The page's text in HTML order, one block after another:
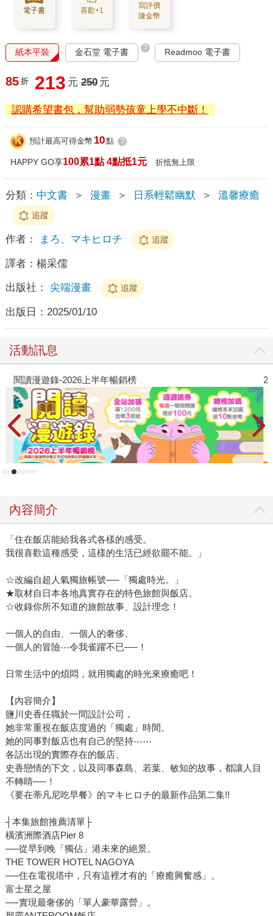
電子書 喜歡+1
寫評價
賺金幣
紙本平裝 金石堂 電子書 ? Readmoo 電子書
85 折 213 元 250 元
認購希望書包，幫助弱勢孩童上學不中斷！
預計最高可得金幣 10點 ?
HAPPY GO享100累1點 4點抵1元 折抵無上限
分類： 中文書 ＞ 漫畫 ＞ 日系輕鬆幽默 ＞ 溫馨療癒
追蹤
作者： まろ、マキヒロチ 追蹤
譯者： 楊采儒
出版社： 尖端漫畫 追蹤
出版日： 2025/01/10
活動訊息
閱讀漫遊錄-2026上半年暢銷榜
內容簡介
「住在飯店能給我各式各樣的感受。
我很喜歡這種感受，這樣的生活已經欲罷不能。」
☆改編自超人氣獨旅帳號──「獨處時光。」
★取材自日本各地真實存在的特色旅館與飯店。
☆收錄你所不知道的旅館故事、設計理念！
一個人的自由、一個人的奢侈、
一個人的冒險⋯令我雀躍不已──！
日常生活中的煩悶，就用獨處的時光來療癒吧！
【內容簡介】
鹽川史香任職於一間設計公司，
她非常重視在飯店度過的「獨處」時間。
她的同事對飯店也有自己的堅持⋯⋯
各話出現的實際存在的飯店、
史香戀情的下文，以及同事森島、若葉、敏知的故事，都讓人目
不轉睛──！
《要在蒂凡尼吃早餐》的マキヒロチ的最新作品第二集!!
┤本集旅館推薦清單├
橫濱洲際酒店Pier 8
──從早到晚「獨佔」港未來的絕景。
THE TOWER HOTEL NAGOYA
──住在電視塔中，只有這裡才有的「療癒興奮感」。
富士星之屋
──實現最奢侈的「單人豪華露營」。